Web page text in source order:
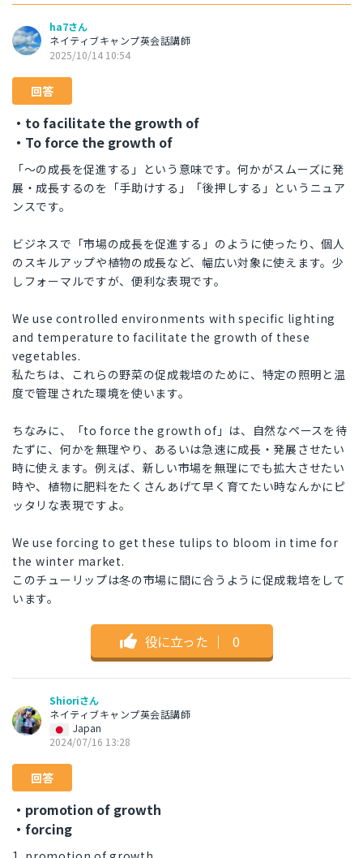
ha7さん
ネイティブキャンプ英会話講師
2025/10/14 10:54
回答
・to facilitate the growth of
・To force the growth of
「〜の成長を促進する」という意味です。何かがスムーズに発
展・成長するのを「手助けする」「後押しする」というニュア
ンスです。
ビジネスで「市場の成長を促進する」のように使ったり、個人
のスキルアップや植物の成長など、幅広い対象に使えます。少
しフォーマルですが、便利な表現です。
We use controlled environments with specific lighting
and temperature to facilitate the growth of these
vegetables.
私たちは、これらの野菜の促成栽培のために、特定の照明と温
度で管理された環境を使います。
ちなみに、「to force the growth of」は、自然なペースを待
たずに、何かを無理やり、あるいは急速に成長・発展させたい
時に使えます。例えば、新しい市場を無理にでも拡大させたい
時や、植物に肥料をたくさんあげて早く育てたい時なんかにピ
ッタリな表現ですよ。
We use forcing to get these tulips to bloom in time for
the winter market.
このチューリップは冬の市場に間に合うように促成栽培をして
います。
役に立った ｜ 0
Shioriさん
ネイティブキャンプ英会話講師
Japan
2024/07/16 13:28
回答
・promotion of growth
・forcing